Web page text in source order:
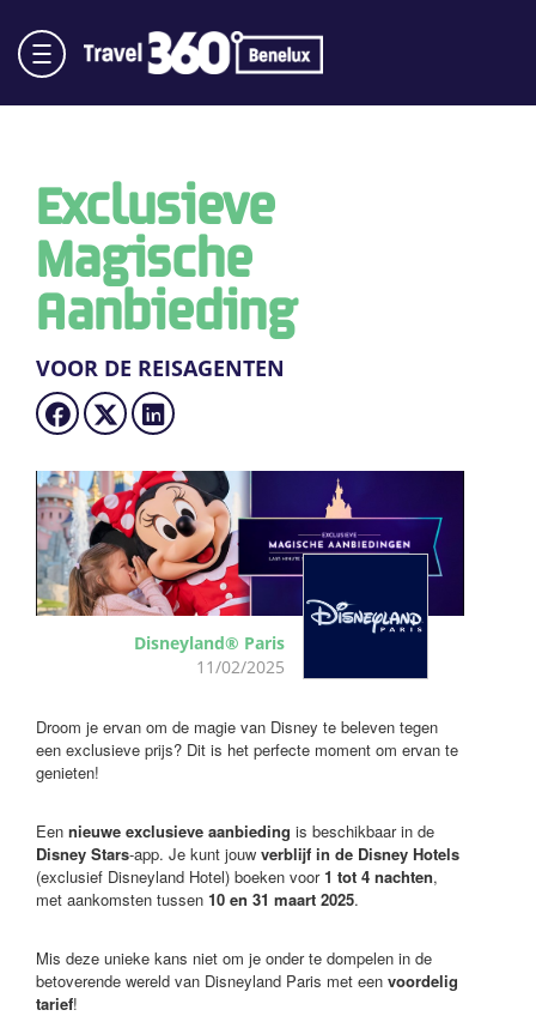
Exclusieve
Magische
Aanbieding
VOOR DE REISAGENTEN
Disneyland® Paris
11/02/2025
Droom je ervan om de magie van Disney te beleven tegen
een exclusieve prijs? Dit is het perfecte moment om ervan te
genieten!
Een nieuwe exclusieve aanbieding is beschikbaar in de
Disney Stars-app. Je kunt jouw verblijf in de Disney Hotels
(exclusief Disneyland Hotel) boeken voor1 tot 4 nachten,
met aankomsten tussen 10 en 31 maart 2025.
Mis deze unieke kans niet om je onder te dompelen in de
betoverende wereld van Disneyland Paris met een voordelig
tarief!